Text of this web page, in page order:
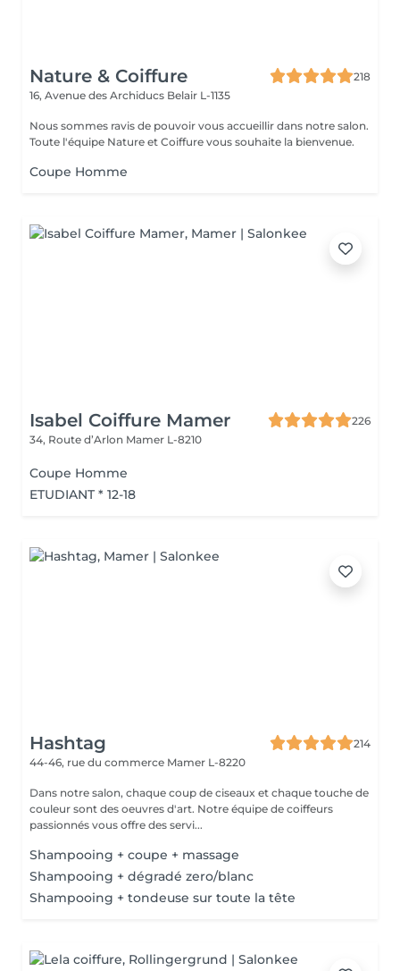
Nature & Coiffure
218
16, Avenue des Archiducs Belair L-1135
Nous sommes ravis de pouvoir vous accueillir dans notre salon.
Toute l'équipe Nature et Coiffure vous souhaite la bienvenue.
Coupe Homme
Isabel Coiffure Mamer
226
34, Route d’Arlon Mamer L-8210
Coupe Homme
ETUDIANT * 12-18
Hashtag
214
44-46, rue du commerce Mamer L-8220
Dans notre salon, chaque coup de ciseaux et chaque touche de
couleur sont des oeuvres d'art. Notre équipe de coiffeurs
passionnés vous offre des servi...
Shampooing + coupe + massage
Shampooing + dégradé zero/blanc
Shampooing + tondeuse sur toute la tête